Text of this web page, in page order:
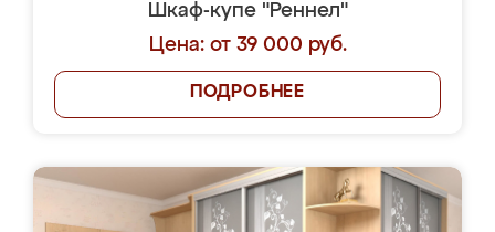
Шкаф-купе "Реннел"
Цена: от 39 000 руб.
ПОДРОБНЕЕ